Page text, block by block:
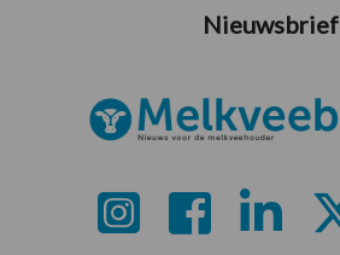
Nieuwsbrief